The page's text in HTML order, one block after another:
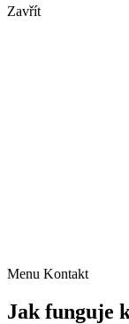
Zavřít
Menu Kontakt
Jak funguje